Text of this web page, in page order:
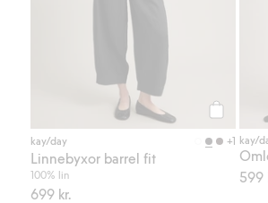
kay/day +1
Linnebyxor barrel fit
100% lin
699 kr.
kay/
599